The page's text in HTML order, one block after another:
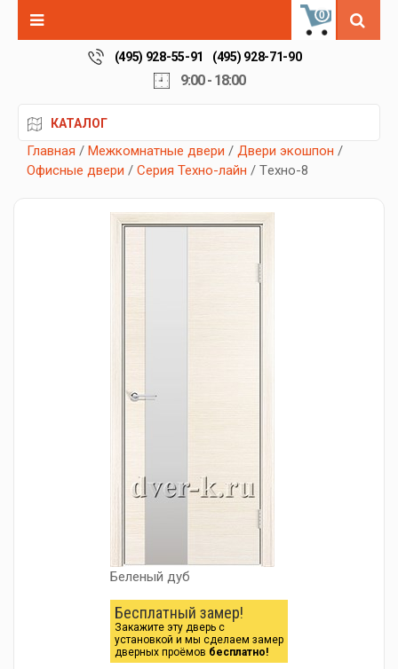
0
(495) 928-55-91 (495) 928-71-90
9:00 - 18:00
КАТАЛОГ
Главная / Межкомнатные двери / Двери экошпон /
Офисные двери / Серия Техно-лайн / Tехно-8
Беленый дуб
Бесплатный замер!
Закажите эту дверь с
установкой и мы сделаем замер
дверных проёмов бесплатно!